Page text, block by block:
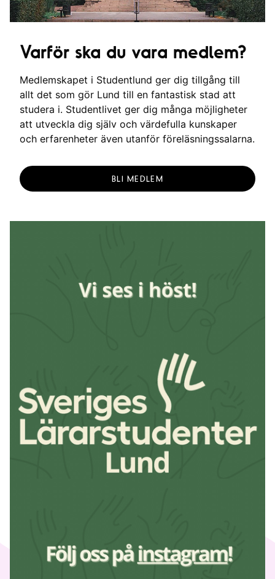
Varför ska du vara medlem?
Medlemskapet i Studentlund ger dig tillgång till
allt det som gör Lund till en fantastisk stad att
studera i. Studentlivet ger dig många möjligheter
att utveckla dig själv och värdefulla kunskaper
och erfarenheter även utanför föreläsningssalarna.
BLI MEDLEM